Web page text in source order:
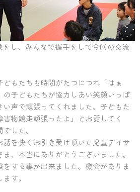
し、みんなで握手をして今回の交流
もたちも時間がたつにつれ「はぁ
の子どもたちが協力しあい笑顔いっぱ
声で頑張ってくれました。子どもた
物競走頑張ったよ」とお話してく
した。
を快くお引き受け頂いた児童デイサ
、本当にありがとうございました。
する事が出来ました。機会がありま
す。